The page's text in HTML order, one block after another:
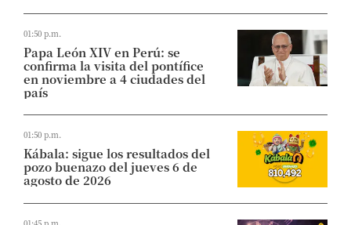
01:50 p.m.
Papa León XIV en Perú: se
confirma la visita del pontífice
en noviembre a 4 ciudades del
país
01:50 p.m.
Kábala: sigue los resultados del
pozo buenazo del jueves 6 de
agosto de 2026